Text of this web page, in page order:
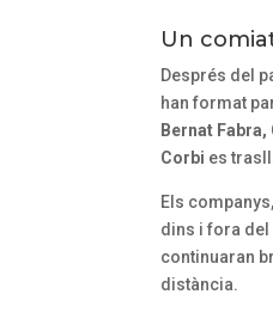
i
n
s
p
v
i
Un
Després del
han format
Bernat
Corbi es
Els
dins i fora del
continuaran
distància.